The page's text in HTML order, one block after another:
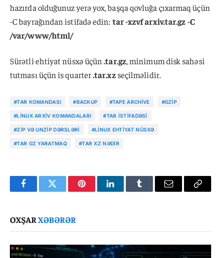
hazırda olduğunuz yerə yox, başqa qovluğa çıxarmaq üçün
-C bayrağından istifadə edin: tar -xzvf arxiv.tar.gz -C
/var/www/html/
Sürətli ehtiyat nüsxə üçün.tar.gz, minimum disk sahəsi
tutması üçün is quarter.tar.xzseçilməlidir.
#TAR KOMANDASI #BACKUP #TAPE ARCHIVE #GZIP
#LINUX ARXIV KOMANDALARI #TAR ISTIFADƏSI
#ZIP VƏ UNZIP DƏRSLƏRI #LINUX EHTIYAT NÜSXƏ
#TAR GZ YARATMAQ #TAR XZ NƏDIR
FacebookTwitter PinterestLinkedInTumblr Email
Copy
OXŞARXƏBƏRƏR